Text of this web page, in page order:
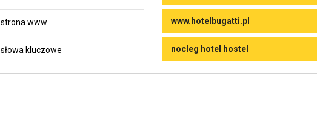
strona www www.hotelbugatti.pl
słowa kluczowe nocleg hotel hostel